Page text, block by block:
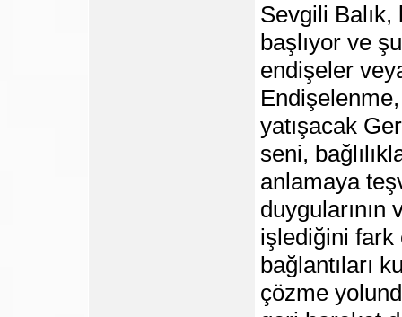
Sevgili
başlıyor ve
endişeler
yatışacak
seni,
anlamaya
duygularının
işlediğini
bağlantıları
çözme